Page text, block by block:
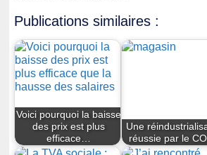
Publications similaires :
Voici pourquoi la baisse
des prix est plus
efficace…
Une
réussie par le